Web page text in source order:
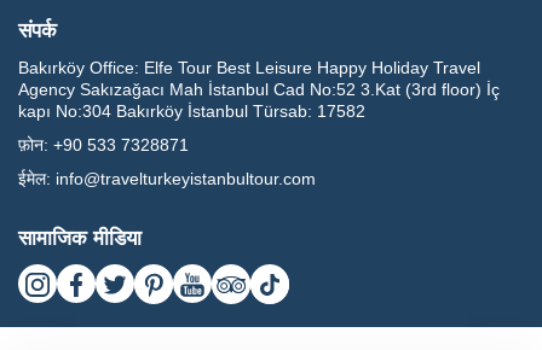
संपर्क
Bakırköy Office: Elfe Tour Best Leisure Happy Holiday Travel
Agency Sakızağacı Mah İstanbul Cad No:52 3.Kat (3rd floor) İç
kapı No:304 Bakırköy İstanbul Türsab: 17582
फ़ोन: +90 533 7328871
ईमेल: info@travelturkeyistanbultour.com
सामाजिक मीडिया